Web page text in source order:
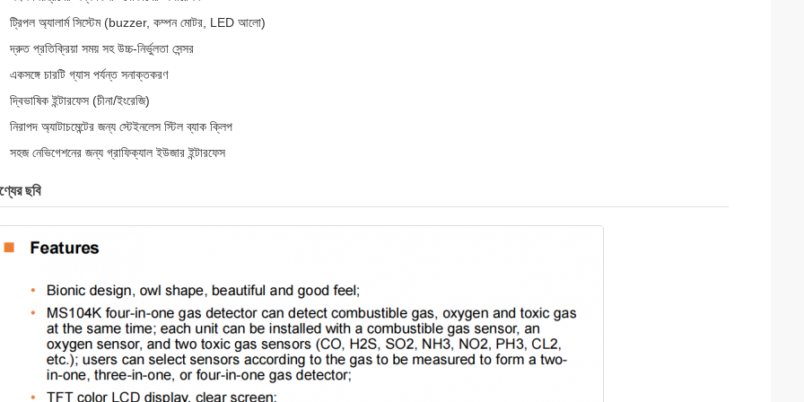
ট্রিপল অ্যালার্ম সিস্টেম (buzzer, কম্পন মোটর, LED আলো)
দ্রুত প্রতিক্রিয়া সময় সহ উচ্চ-নির্ভুলতা সেন্সর
একসঙ্গে চারটি গ্যাস পর্যন্ত সনাক্তকরণ
দ্বিভাষিক ইন্টারফেস (চীনা/ইংরেজি)
নিরাপদ অ্যাটাচমেন্টের জন্য স্টেইনলেস স্টিল ব্যাক ক্লিপ
সহজ নেভিগেশনের জন্য গ্রাফিক্যাল ইউজার ইন্টারফেস
ছবি